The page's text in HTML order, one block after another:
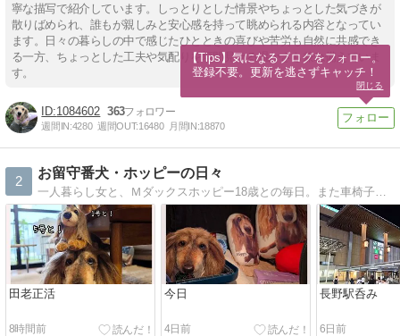
寧な描写で紹介しています。しっとりとした情景やちょっとした気づきが
散りばめられ、誰もが親しみと安心感を持って眺められる内容となってい
ます。日々の暮らしの中で感じたひとときの喜びや苦労も自然に共感でき
る一方、ちょっとした工夫や気配りを垣間見せる温かさも兼ね備えていま
す。
1084602 363
週間IN:4280 週間OUT:16480 月間IN:18870
2
お留守番犬・ホッピーの日々
一人暮らし女と、Ｍダックスホッピー18歳との毎日。また車椅子生活になったけど元気一杯笑顔てんこ盛りで毎日楽しく過ごしております！
田老正活
8時間前
今日
4日前
長野駅呑み
6日前
【Tips】気になるブログをフォロー。
登録不要。更新を逃さずキャッチ！
閉じる